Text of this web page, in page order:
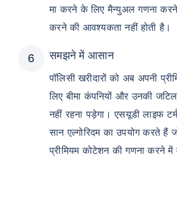
मा करने के लिए मैन्युअल गणना करने
करने की आवश्यकता नहीं होती है।
समझने में आसान
पॉलिसी खरीदारों को अब अपनी
लिए बीमा कंपनियों और उनकी
नहीं रहना पड़ेगा। एसयूडी लाइफ
सान एल्गोरिदम का उपयोग करते हैं
प्रीमियम कोटेशन की गणना करने